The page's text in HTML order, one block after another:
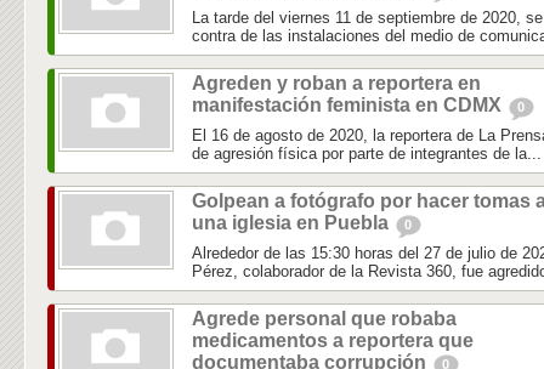
La tarde del viernes 11 de septiembre de 2020,
contra de las instalaciones del medio de
Agreden y roban a reportera en
manifestación feminista en CDMX
0
El 16 de agosto de 2020, la reportera de La
de agresión física por parte de integrantes de la...
Golpean a fotógrafo por hacer tomas
una iglesia en Puebla
0
Alrededor de las 15:30 horas del 27 de julio de
Pérez, colaborador de la Revista 360, fue
Agrede personal que robaba
medicamentos a reportera que
documentaba corrupción
0